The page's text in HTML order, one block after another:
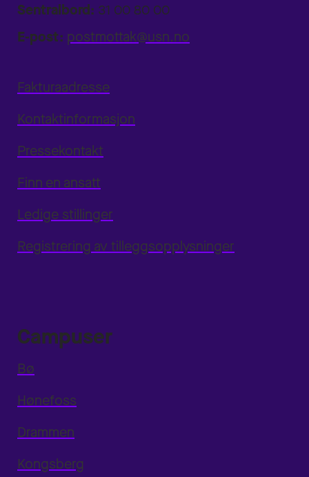
Sentralbord: 31 00 80 00
E-post: postmottak@usn.no
Fakturaadresse
Kontaktinformasjon
Pressekontakt
Finn en ansatt
Ledige stillinger
Registrering av tilleggsopplysninger
Campuser
Bø
Hønefoss
Drammen
Kongsberg